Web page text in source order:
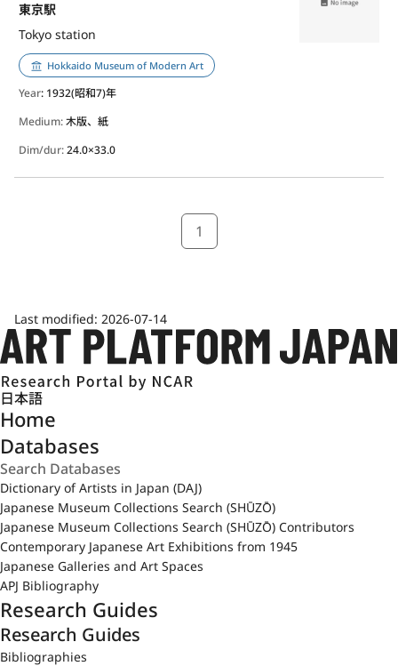
東京駅
Tokyo station
Hokkaido Museum of Modern Art
Year: 1932(昭和7)年
Medium:木版、紙
Dim/dur:24.0×33.0
1
Last modified: 2026-07-14
日本語
Home
Databases
Dictionary of Artists in Japan (DAJ)
Japanese Museum Collections Search (SHŪZŌ)
Japanese Museum Collections Search (SHŪZŌ) Contributors
Contemporary Japanese Art Exhibitions from 1945
Japanese Galleries and Art Spaces
APJ Bibliography
Research Guides
Research Guides
Bibliographies